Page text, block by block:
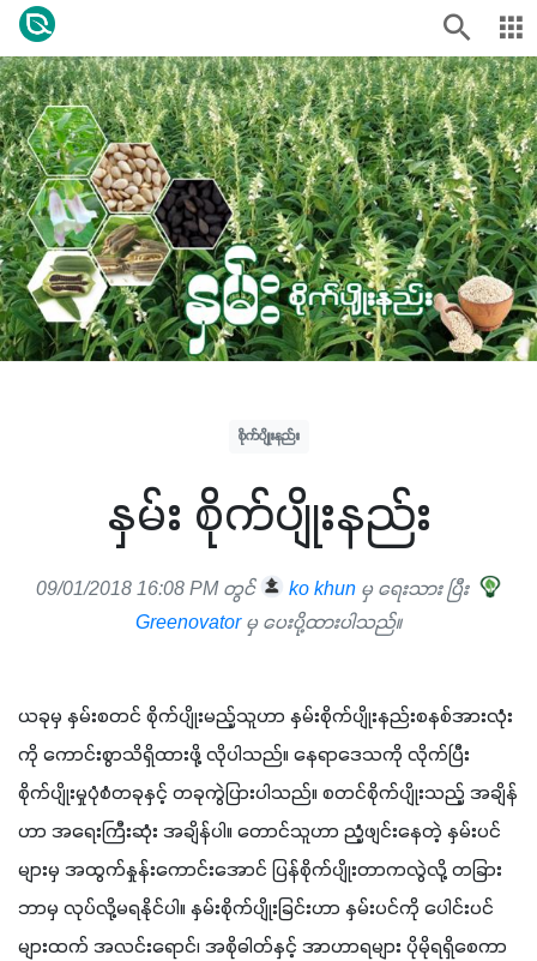
စိုက်ပျိုးနည်း
နှမ်း စိုက်ပျိုးနည်း
09/01/2018 16:08 PM တွင် ko khunမှ ရေးသား ပြီး
Greenovator မှ ပေးပို့ထားပါသည်။
ယခုမှ နှမ်းစတင် စိုက်ပျိုးမည့်သူဟာ နှမ်းစိုက်ပျိုးနည်းစနစ်အားလုံး
ကို ကောင်းစွာသိရှိထားဖို့ လိုပါသည်။ နေရာဒေသကို လိုက်ပြီး
စိုက်ပျိုးမှုပုံစံတခုနှင့် တခုကွဲပြားပါသည်။ စတင်စိုက်ပျိုးသည့် အချိန်
ဟာ အရေးကြီးဆုံး အချိန်ပါ။ တောင်သူဟာ ညံ့ဖျင်းနေတဲ့ နှမ်းပင်
များမှ အထွက်နှုန်းကောင်းအောင် ပြန်စိုက်ပျိုးတာကလွဲလို့ တခြား
ဘာမှ လုပ်လို့မရနိုင်ပါ။ နှမ်းစိုက်ပျိုးခြင်းဟာ နှမ်းပင်ကို ပေါင်းပင်
များထက် အလင်းရောင်၊ အစိုဓါတ်နှင့် အာဟာရများ ပိုမိုရရှိစေကာ